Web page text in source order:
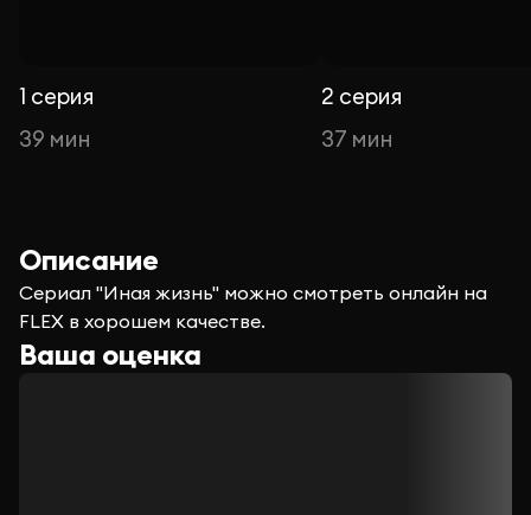
1 серия
39 мин
2 серия
37 мин
Описание
Сериал "Иная жизнь" можно смотреть онлайн на
FLEX в хорошем качестве.
Ваша оценка